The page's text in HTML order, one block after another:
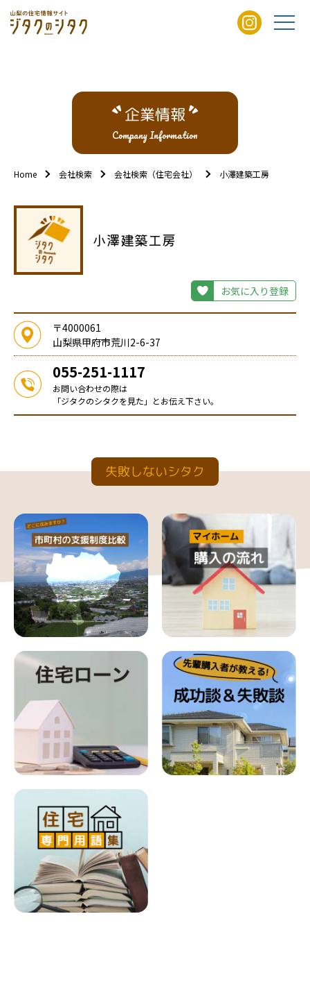
企業情報
Company Information
Home 会社検索 会社検索（住宅会社） 小澤建築工房
小澤建築工房
お気に入り登録
〒4000061
山梨県甲府市荒川2-6-37
055-251-1117
お問い合わせの際は
「ジタクのシタクを見た」とお伝え下さい。
失敗しないシタク